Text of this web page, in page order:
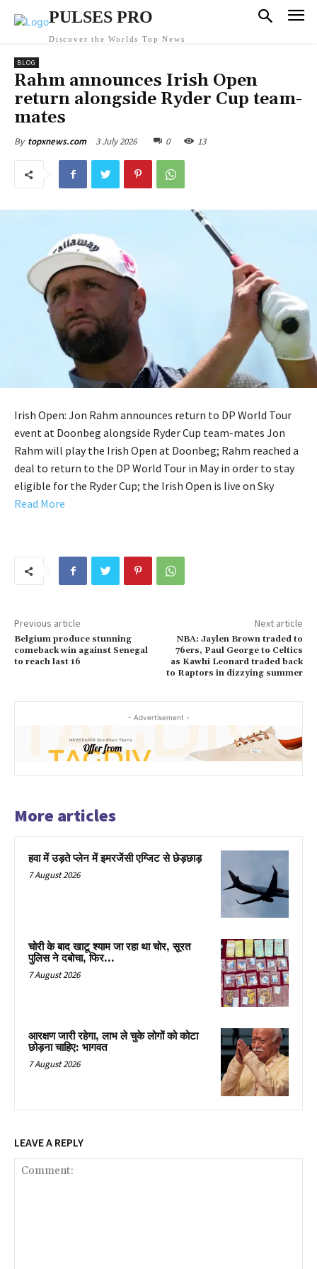
PULSES PRO
Discover the Worlds Top News
BLOG
Rahm announces Irish Open
return alongside Ryder Cup team-
mates
By topxnews.com 3 July 2026 0 13
Irish Open: Jon Rahm announces return to DP World Tour
event at Doonbeg alongside Ryder Cup team-mates Jon
Rahm will play the Irish Open at Doonbeg; Rahm reached a
deal to return to the DP World Tour in May in order to stay
eligible for the Ryder Cup; the Irish Open is live on Sky
Read More
Previous article
Belgium produce stunning
comeback win against Senegal
to reach last 16
Next article
NBA: Jaylen Brown traded to
76ers, Paul George to Celtics
as Kawhi Leonard traded back
to Raptors in dizzying summer
- Advertisement -
More articles
हवा में उड़ते प्लेन में इमरजेंसी एग्जिट से छेड़छाड़
7 August 2026
चोरी के बाद खाटू श्याम जा रहा था चोर, सूरत
पुलिस ने दबोचा, फिर…
7 August 2026
आरक्षण जारी रहेगा, लाभ ले चुके लोगों को कोटा
छोड़ना चाहिए: भागवत
7 August 2026
LEAVE A REPLY